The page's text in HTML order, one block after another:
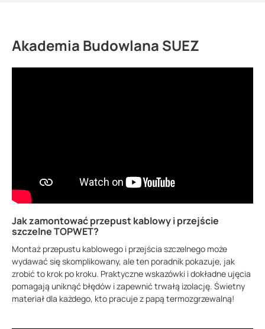
Akademia Budowlana SUEZ
Jak zamontować przepust kablowy i przejście
szczelne TOPWET?
Montaż przepustu kablowego i przejścia szczelnego może
wydawać się skomplikowany, ale ten poradnik pokazuje, jak
zrobić to krok po kroku. Praktyczne wskazówki i dokładne ujęcia
pomagają uniknąć błędów i zapewnić trwałą izolację. Świetny
materiał dla każdego, kto pracuje z papą termozgrzewalną!